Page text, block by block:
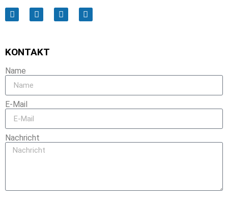
KONTAKT
Name
E-Mail
Nachricht